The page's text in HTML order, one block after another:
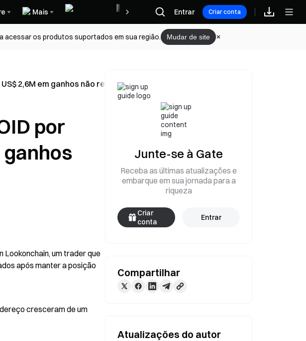
Mais Recompensas
Entrar Criar conta
acessar os produtos suportados em sua região. Mudar de site
2,6M em ganhos não realizados
por
ganhos
um trader que
após manter a posição
cresceram de um
Junte-se à Gate
Receba as últimas atualizações e
embarque em sua jornada para a
riqueza
Criar
conta
Entrar
Compartilhar
Atualizações do autor